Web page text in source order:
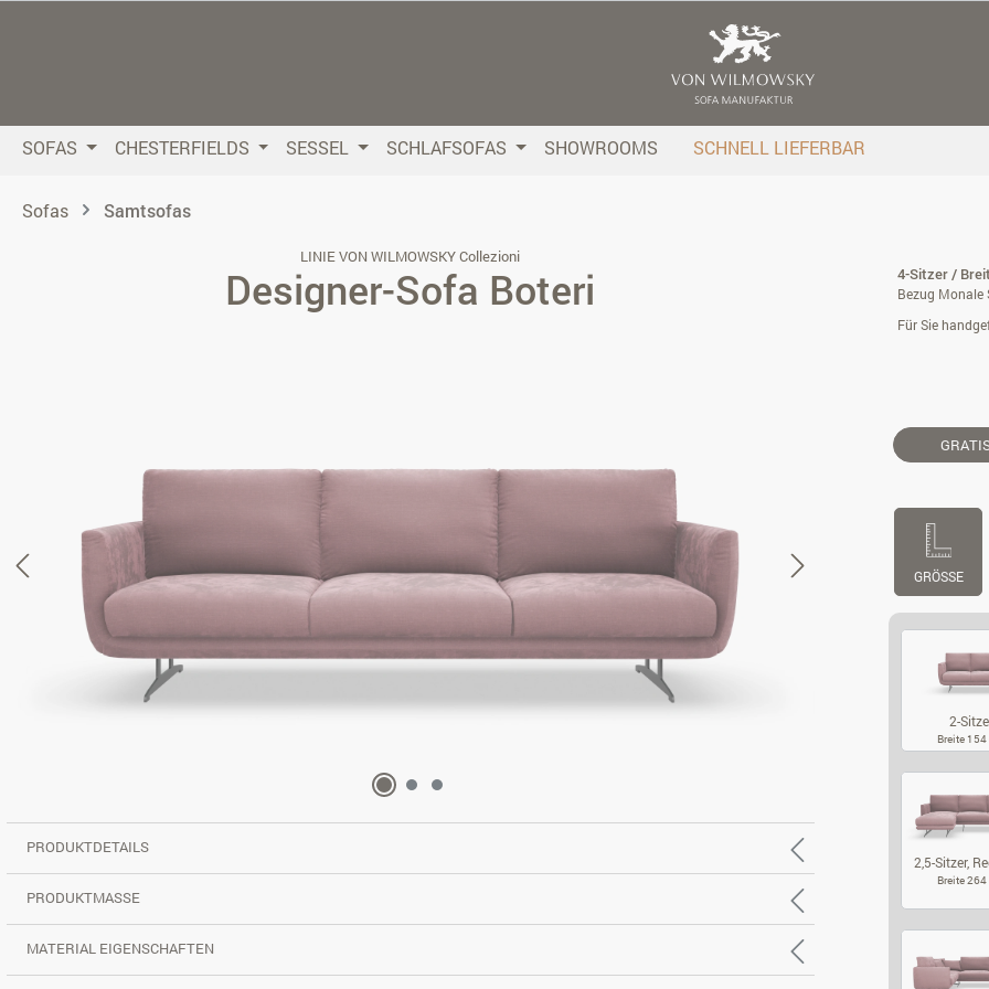
SOFAS CHESTERFIELDS SESSEL SCHLAFSOFAS SHOWROOMS SCHNELL LIEFERBAR
Sofas Samtsofas
LINIE VON WILMOWSKY Collezioni
Designer-Sofa Boteri 4-Sitzer /
Bezug Monale
Für Sie
GRÖSSE
2-
Breite 154
2,5-Sitzer,
Breite 264
PRODUKTDETAILS
PRODUKTMASSE
MATERIAL EIGENSCHAFTEN